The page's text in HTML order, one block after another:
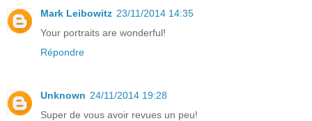
Mark Leibowitz 23/11/2014 14:35
Your portraits are wonderful!
Répondre
Unknown 24/11/2014 19:28
Super de vous avoir revues un peu!